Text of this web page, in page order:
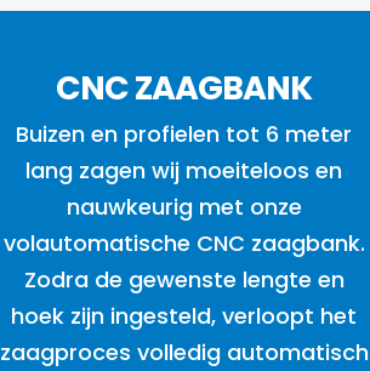
CNC ZAAGBANK
Buizen en profielen tot 6 meter
lang zagen wij moeiteloos en
nauwkeurig met onze
volautomatische CNC zaagbank.
Zodra de gewenste lengte en
hoek zijn ingesteld, verloopt het
zaagproces volledig automatisch